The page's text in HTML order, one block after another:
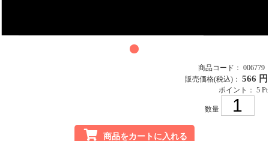
商品コード： 006779
販売価格(税込)： 566 円
ポイント： 5 Pt
数量
商品をカートに入れる